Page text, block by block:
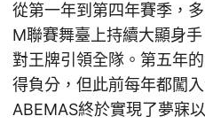
從第一年到第四年賽季，
M聯賽舞臺上持續大顯身
對王牌引領全隊。第五年
得負分，但此前每年都闖
ABEMAS終於實現了夢寐